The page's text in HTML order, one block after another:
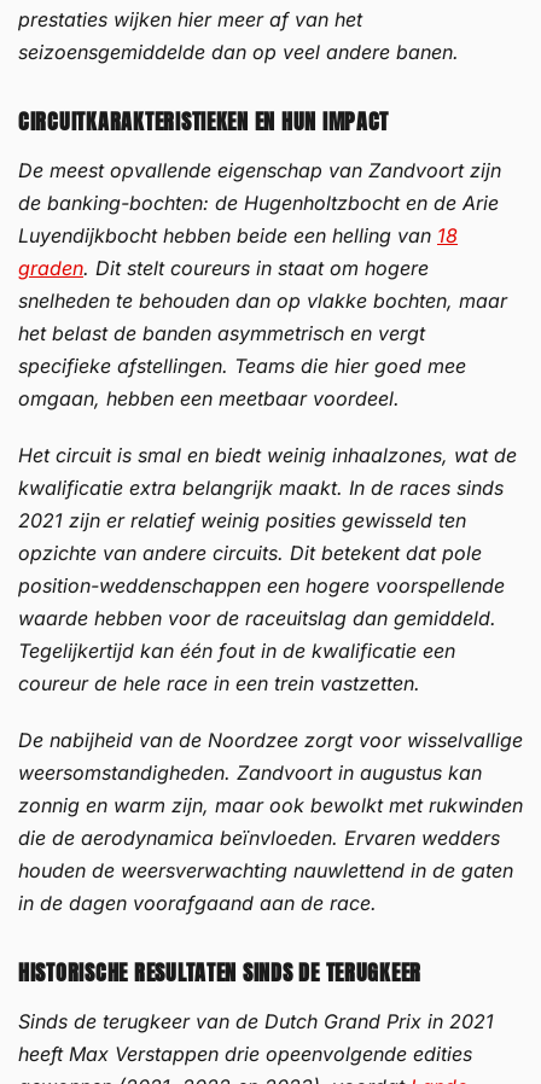
prestaties wijken hier meer af van het
seizoensgemiddelde dan op veel andere banen.
CIRCUITKARAKTERISTIEKEN EN HUN IMPACT
De meest opvallende eigenschap van Zandvoort zijn
de banking-bochten: de Hugenholtzbocht en de Arie
Luyendijkbocht hebben beide een helling van 18
graden. Dit stelt coureurs in staat om hogere
snelheden te behouden dan op vlakke bochten, maar
het belast de banden asymmetrisch en vergt
specifieke afstellingen. Teams die hier goed mee
omgaan, hebben een meetbaar voordeel.
Het circuit is smal en biedt weinig inhaalzones, wat de
kwalificatie extra belangrijk maakt. In de races sinds
2021 zijn er relatief weinig posities gewisseld ten
opzichte van andere circuits. Dit betekent dat pole
position-weddenschappen een hogere voorspellende
waarde hebben voor de raceuitslag dan gemiddeld.
Tegelijkertijd kan één fout in de kwalificatie een
coureur de hele race in een trein vastzetten.
De nabijheid van de Noordzee zorgt voor wisselvallige
weersomstandigheden. Zandvoort in augustus kan
zonnig en warm zijn, maar ook bewolkt met rukwinden
die de aerodynamica beïnvloeden. Ervaren wedders
houden de weersverwachting nauwlettend in de gaten
in de dagen voorafgaand aan de race.
HISTORISCHE RESULTATEN SINDS DE TERUGKEER
Sinds de terugkeer van de Dutch Grand Prix in 2021
heeft Max Verstappen drie opeenvolgende edities